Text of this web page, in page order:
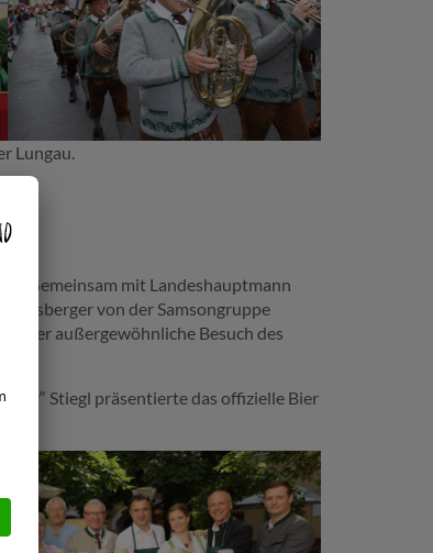
Lungau.
Gemeinsam mit Landeshauptmann
von der Samsongruppe
der außergewöhnliche Besuch des
Stiegl präsentierte das offizielle Bier